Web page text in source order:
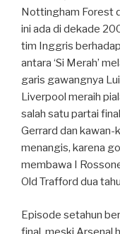
Nottingham Forest
ini ada di dekade
tim Inggris
antara ‘Si Merah’
garis gawangnya
Liverpool meraih
salah satu partai
Gerrard dan kawan-
menangis, karena
membawa I
Old Trafford dua
Episode setahun